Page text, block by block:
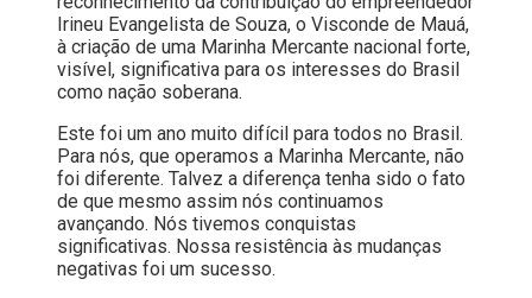
Irineu Evangelista de Souza, o Visconde de Mauá,
à criação de uma Marinha Mercante nacional forte,
visível, significativa para os interesses do Brasil
como nação soberana.
Este foi um ano muito difícil para todos no Brasil.
Para nós, que operamos a Marinha Mercante, não
foi diferente. Talvez a diferença tenha sido o fato
de que mesmo assim nós continuamos
avançando. Nós tivemos conquistas
significativas. Nossa resistência às mudanças
negativas foi um sucesso.